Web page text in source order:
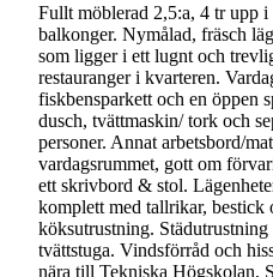
Fullt möblerad 2,5:a, 4 tr upp i
balkonger. Nymålad, fräsch
som ligger i ett lugnt och
restauranger i kvarteren.
fiskbensparkett och en öppen
dusch, tvättmaskin/ tork och
personer. Annat arbetsbord/
vardagsrummet, gott om
ett skrivbord & stol.
komplett med tallrikar, bestick
köksutrustning.
tvättstuga. Vindsförråd och
nära till Tekniska Högskolan,